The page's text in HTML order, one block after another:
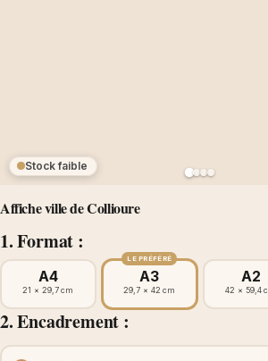
Affiche ville de Collioure
1. Format :
Stock faible
A4
21 × 29,7 cm
LE PRÉFÉRÉ
A3
29,7 × 42 cm
A2
42 × 59,4
2. Encadrement :